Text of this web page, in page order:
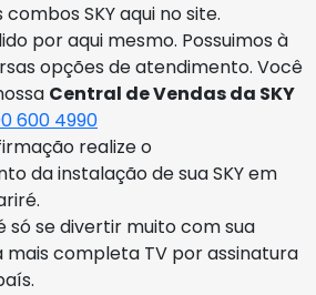
SKY aqui no site.
por aqui mesmo. Possuimos à
opções de atendimento. Você
Central de Vendas da SKY
600 4990
realize o
da instalação de sua SKY em
só se divertir muito com sua
mais completa TV por assinatura